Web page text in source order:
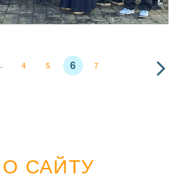
4 5 6 7
САЙТУ